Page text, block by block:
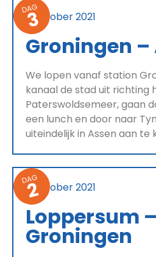
DAG
3
8 oktober 2021
Groningen –
We lopen vanaf station
kanaal de stad uit richting
Paterswoldsemeer, gaan
een lunch en door naar
uiteindelijk in Assen aan te
DAG
2
7 oktober 2021
Loppersum –
Groningen